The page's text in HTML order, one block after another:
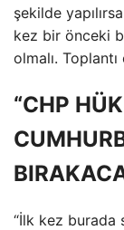
şekilde
kez bir önceki
olmalı.
“CHP
“İlk kez burada